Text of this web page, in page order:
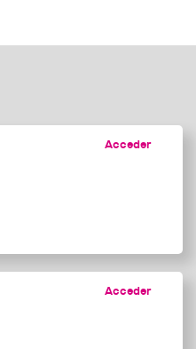
Acceder
Acceder